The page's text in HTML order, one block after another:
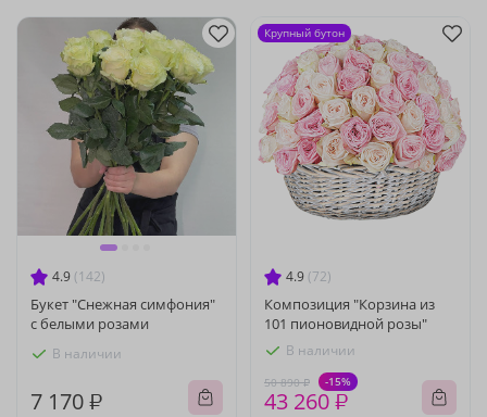
4.9 (142)
Букет "Снежная симфония"
с белыми розами
В наличии
7 170 ₽
4.9 (72)
Композиция "Корзина из
101 пионовидной розы"
В наличии
50 890 ₽ -15%
43 260 ₽
Крупный бутон